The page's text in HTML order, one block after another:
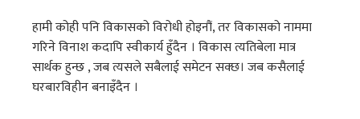
हामी कोही पनि विकासको विरोधी होइनौं, तर विकासको नाममा
गरिने विनाश कदापि स्वीकार्य हुँदैन । विकास त्यतिबेला मात्र
सार्थक हुन्छ , जब त्यसले सबैलाई समेटन सक्छ। जब कसैलाई
घरबारविहीन बनाइँदैन ।